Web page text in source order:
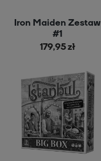
Iron Maiden Zestaw
#1
179,95 zł